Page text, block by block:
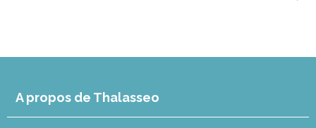
A propos de Thalasseo